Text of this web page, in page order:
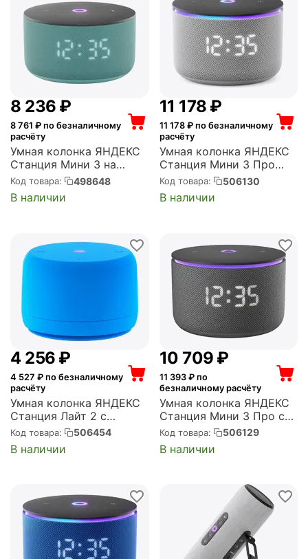
8 236 ₽
8 761 ₽ по безналичному
расчёту
Умная колонка ЯНДЕКС
Станция Мини 3 на
YaGPT, модель YNDX-
00027 (бирюзовый)
(YNDX-00027TRQ)
Код товара: 498648
В наличии
11 178 ₽
11 178₽ по безналичному
расчёту
Умная колонка ЯНДЕКС
Станция Мини 3 Про
сАлисой, Zigbee, серый
(YNDX-00059GRY)
Код товара: 506130
В наличии
4 256 ₽
4 527 ₽ по безналичному
расчёту
Умная колонка ЯНДЕКС
Станция Лайт 2 с
Алисой, без часов, 6 Вт,
синий (YNDX-00028BLU)
Код товара: 506454
В наличии
10 709 ₽
11 393₽ по
безналичному расчёту
Умная колонка ЯНДЕКС
Станция Мини 3 Про с
Алисой, Zigbee, черный
(YNDX-00059BLK)
Код товара: 506129
В наличии